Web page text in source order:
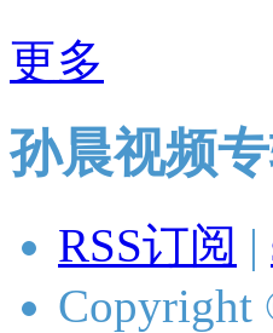
更多
孙晨视频
RSS订阅 |
Copyright